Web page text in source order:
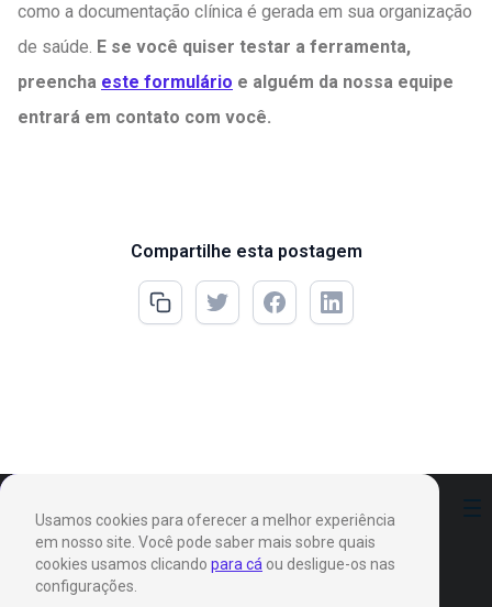
como a documentação clínica é gerada em sua organização
de saúde. E se você quiser testar a ferramenta,
preencha este formulário e alguém da nossa equipe
entrará em contato com você.
Compartilhe esta postagem
Usamos cookies para oferecer a melhor experiência
em nosso site. Você pode saber mais sobre quais
cookies usamos clicando para cá ou desligue-os nas
configurações.